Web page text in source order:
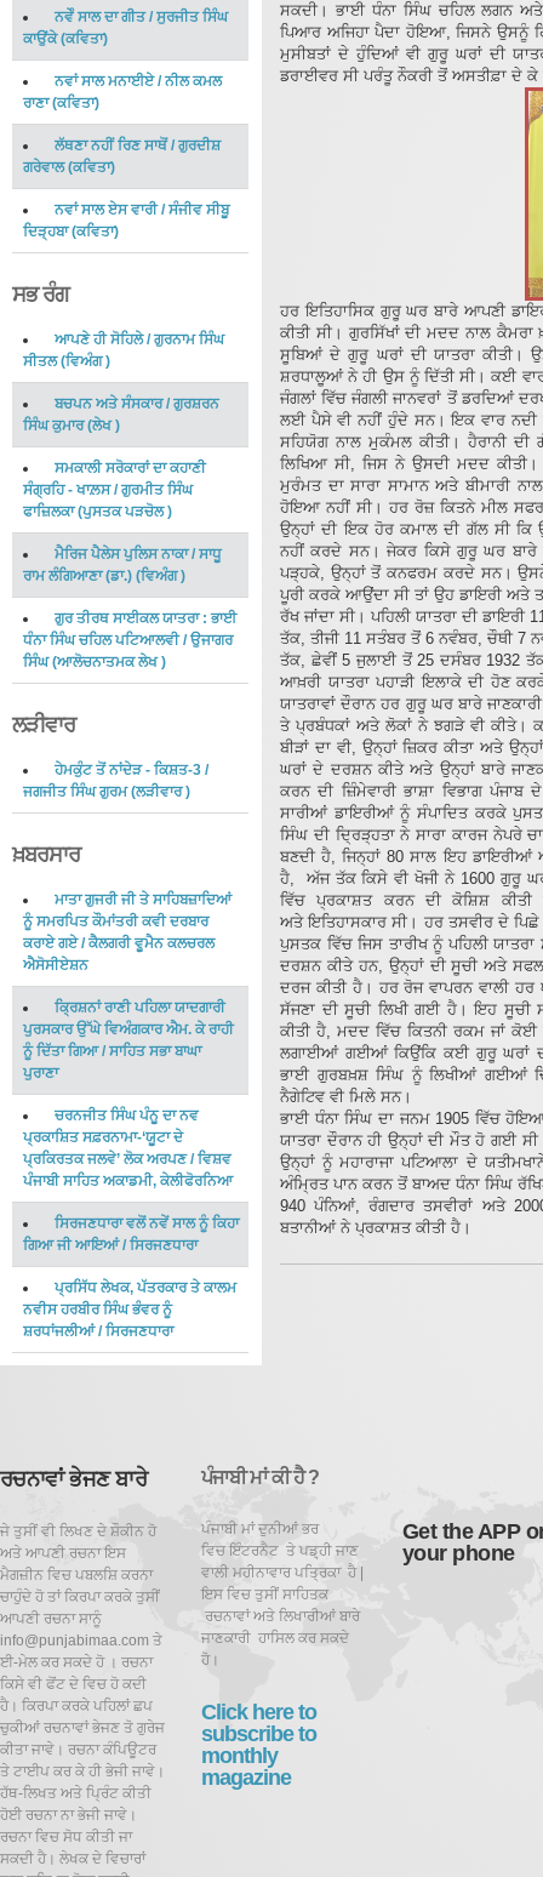
ਨਵੇੰ ਸਾਲ ਦਾ ਗੀਤ/ ਸੁਰਜੀਤ ਸਿੰਘ
ਕਾਉਂਕੇ(ਕਵਿਤਾ)
ਨਵਾਂ ਸਾਲ ਮਨਾਈਏ/ਨੀਲ ਕਮਲ
ਰਾਣਾ(ਕਵਿਤਾ)
ਲੱਥਣਾ ਨਹੀਂ ਰਿਣ ਸਾਥੋਂ/ ਗੁਰਦੀਸ਼
ਗਰੇਵਾਲ(ਕਵਿਤਾ)
ਨਵਾਂ ਸਾਲ ਏਸ ਵਾਰੀ/ਸੰਜੀਵ ਸੀਬੂ
ਦਿੜ੍ਹਬਾ(ਕਵਿਤਾ)
ਸਭ ਰੰਗ
ਆਪਣੇ ਹੀ ਸੋਹਿਲੇ/ਗੁਰਨਾਮ ਸਿੰਘ
ਸੀਤਲ(ਵਿਅੰਗ)
ਬਚਪਨ ਅਤੇ ਸੰਸਕਾਰ/ ਗੁਰਸ਼ਰਨ
ਸਿੰਘ ਕੁਮਾਰ(ਲੇਖ)
ਸਮਕਾਲੀ ਸਰੋਕਾਰਾਂ ਦਾ ਕਹਾਣੀ
ਸੰਗ੍ਰਹਿ - ਖਾਲ਼ਸ/ਗੁਰਮੀਤ ਸਿੰਘ
ਫਾਜ਼ਿਲਕਾ(ਪੁਸਤਕ ਪੜਚੋਲ)
ਮੈਰਿਜ ਪੈਲੇਸ ਪੁਲਿਸ ਨਾਕਾ/ ਸਾਧੂ
ਰਾਮ ਲੰਗਿਆਣਾ (ਡਾ.) (ਵਿਅੰਗ)
ਗੁਰ ਤੀਰਥ ਸਾਈਕਲ ਯਾਤਰਾ : ਭਾਈ
ਧੰਨਾ ਸਿੰਘ ਚਹਿਲ ਪਟਿਆਲਵੀ/ਉਜਾਗਰ
ਸਿੰਘ(ਆਲੋਚਨਾਤਮਕ ਲੇਖ)
ਲੜੀਵਾਰ
ਹੇਮਕੁੰਟ ਤੋਂ ਨਾਂਦੇੜ - ਕਿਸ਼ਤ-3 /
ਜਗਜੀਤ ਸਿੰਘ ਗੁਰਮ(ਲੜੀਵਾਰ)
ਖ਼ਬਰਸਾਰ
ਮਾਤਾ ਗੁਜਰੀ ਜੀ ਤੇ ਸਾਹਿਬਜ਼ਾਦਿਆਂ
ਨੂੰ ਸਮਰਪਿਤ ਕੌਮਾਂਤਰੀ ਕਵੀ ਦਰਬਾਰ
ਕਰਾਏ ਗਏ/ਕੈਲਗਰੀ ਵੂਮੈਨ ਕਲਚਰਲ
ਐਸੋਸੀਏਸ਼ਨ
ਕ੍ਰਿਸ਼ਨਾਂ ਰਾਣੀ ਪਹਿਲਾ ਯਾਦਗਾਰੀ
ਪੁਰਸਕਾਰ ਉੱਘੇ ਵਿਅੰਗਕਾਰ ਐਮ. ਕੇ ਰਾਹੀ
ਨੂੰ ਦਿੱਤਾ ਗਿਆ/ ਸਾਹਿਤ ਸਭਾ ਬਾਘਾ
ਪੁਰਾਣਾ
ਚਰਨਜੀਤ ਸਿੰਘ ਪੰਨੂ ਦਾ ਨਵ
ਪ੍ਰਕਾਸ਼ਿਤ ਸਫ਼ਰਨਾਮਾ-‘ਯੂਟਾ ਦੇ
ਪ੍ਰਕਿਰਤਕ ਜਲਵੇ’ ਲੋਕ ਅਰਪਣ/ਵਿਸ਼ਵ
ਪੰਜਾਬੀ ਸਾਹਿਤ ਅਕਾਡਮੀ, ਕੇਲੀਫੋਰਨਿਆ
ਸਿਰਜਣਧਾਰਾ ਵਲੋਂ ਨਵੇਂ ਸਾਲ ਨੂੰ ਕਿਹਾ
ਗਿਆ ਜੀ ਆਇਆਂ/ ਸਿਰਜਣਧਾਰਾ
ਪ੍ਰਸਿੱਧ ਲੇਖਕ, ਪੱਤਰਕਾਰ ਤੇ ਕਾਲਮ
ਨਵੀਸ ਹਰਬੀਰ ਸਿੰਘ ਭੰਵਰ ਨੂੰ
ਸ਼ਰਧਾਂਜਲੀਆਂ/ਸਿਰਜਣਧਾਰਾ
ਸਕਦੀ। ਭਾਈ ਧੰਨਾ ਸਿੰਘ ਚਹਿਲ ਲਗਨ
ਪਿਆਰ ਅਜਿਹਾ ਪੈਦਾ ਹੋਇਆ, ਜਿਸਨੇ ਉਸਨੂੰ
ਮੁਸੀਬਤਾਂ ਦੇ ਹੁੰਦਿਆਂ ਵੀ ਗੁਰੂ ਘਰਾਂ ਦੀ
ਡਰਾਈਵਰ ਸੀ ਪਰੰਤੂ ਨੌਕਰੀ ਤੋਂ ਅਸਤੀਫ਼ਾ ਦੇ
ਹਰ ਇਤਿਹਾਸਿਕ ਗੁਰੂ ਘਰ ਬਾਰੇ ਆਪਣੀ
ਕੀਤੀ ਸੀ। ਗੁਰਸਿੱਖਾਂ ਦੀ ਮਦਦ ਨਾਲ
ਸੂਬਿਆਂ ਦੇ ਗੁਰੂ ਘਰਾਂ ਦੀ ਯਾਤਰਾ
ਸ਼ਰਧਾਲੂਆਂ ਨੇ ਹੀ ਉਸ ਨੂੰ ਦਿੱਤੀ ਸੀ। ਕਈ
ਜੰਗਲਾਂ ਵਿੱਚ ਜੰਗਲੀ ਜਾਨਵਰਾਂ ਤੋਂ ਡਰਦਿਆਂ
ਲਈ ਪੈਸੇ ਵੀ ਨਹੀਂ ਹੁੰਦੇ ਸਨ। ਇਕ ਵਾਰ ਨਦੀ
ਸਹਿਯੋਗ ਨਾਲ ਮੁਕੰਮਲ ਕੀਤੀ। ਹੈਰਾਨੀ
ਲਿਖਿਆ ਸੀ, ਜਿਸ ਨੇ ਉਸਦੀ ਮਦਦ
ਮੁਰੰਮਤ ਦਾ ਸਾਰਾ ਸਾਮਾਨ ਅਤੇ ਬੀਮਾਰੀ
ਹੋਇਆ ਨਹੀਂ ਸੀ। ਹਰ ਰੋਜ਼ ਕਿਤਨੇ ਮੀਲ ਸਫਰ
ਉਨ੍ਹਾਂ ਦੀ ਇਕ ਹੋਰ ਕਮਾਲ ਦੀ ਗੱਲ ਸੀ ਕਿ
ਨਹੀਂ ਕਰਦੇ ਸਨ। ਜੇਕਰ ਕਿਸੇ ਗੁਰੂ ਘਰ ਬਾਰੇ
ਪੜ੍ਹਕੇ, ਉਨ੍ਹਾਂ ਤੋਂ ਕਨਫਰਮ ਕਰਦੇ ਸਨ।
ਪੂਰੀ ਕਰਕੇ ਆਉਂਦਾ ਸੀ ਤਾਂ ਉਹ ਡਾਇਰੀ ਅਤੇ
ਰੱਖ ਜਾਂਦਾ ਸੀ। ਪਹਿਲੀ ਯਾਤਰਾ ਦੀ
ਤੱਕ, ਤੀਜੀ 11 ਸਤੰਬਰ ਤੋਂ 6 ਨਵੰਬਰ, ਚੌਥੀ 7
ਤੱਕ, ਛੇਵੀਂ 5 ਜੁਲਾਈ ਤੋਂ 25 ਦਸੰਬਰ 1932
ਆਖ਼ਰੀ ਯਾਤਰਾ ਪਹਾੜੀ ਇਲਾਕੇ ਦੀ ਹੋਣ
ਯਾਤਰਾਵਾਂ ਦੌਰਾਨ ਹਰ ਗੁਰੂ ਘਰ ਬਾਰੇ
ਤੇ ਪ੍ਰਬੰਧਕਾਂ ਅਤੇ ਲੋਕਾਂ ਨੇ ਝਗੜੇ ਵੀ ਕੀਤੇ।
ਬੀੜਾਂ ਦਾ ਵੀ, ਉਨ੍ਹਾਂ ਜ਼ਿਕਰ ਕੀਤਾ ਅਤੇ
ਘਰਾਂ ਦੇ ਦਰਸ਼ਨ ਕੀਤੇ ਅਤੇ ਉਨ੍ਹਾਂ ਬਾਰੇ
ਕਰਨ ਦੀ ਜ਼ਿੰਮੇਵਾਰੀ ਭਾਸ਼ਾ ਵਿਭਾਗ
ਸਾਰੀਆਂ ਡਾਇਰੀਆਂ ਨੂੰ ਸੰਪਾਦਿਤ ਕਰਕੇ
ਸਿੰਘ ਦੀ ਦ੍ਰਿੜ੍ਹਤਾ ਨੇ ਸਾਰਾ ਕਾਰਜ
ਬਣਦੀ ਹੈ, ਜਿਨ੍ਹਾਂ 80 ਸਾਲ ਇਹ
ਹੈ, ਅੱਜ ਤੱਕ ਕਿਸੇ ਵੀ ਖੋਜੀ ਨੇ 1600 ਗੁਰੂ
ਵਿੱਚ ਪ੍ਰਕਾਸ਼ਤ ਕਰਨ ਦੀ ਕੋਸ਼ਿਸ਼
ਅਤੇ ਇਤਿਹਾਸਕਾਰ ਸੀ। ਹਰ ਤਸਵੀਰ ਦੇ
ਪੁਸਤਕ ਵਿੱਚ ਜਿਸ ਤਾਰੀਖ ਨੂੰ ਪਹਿਲੀ
ਦਰਸ਼ਨ ਕੀਤੇ ਹਨ, ਉਨ੍ਹਾਂ ਦੀ ਸੂਚੀ ਅਤੇ
ਦਰਜ ਕੀਤੀ ਹੈ। ਹਰ ਰੋਜ ਵਾਪਰਨ ਵਾਲੀ ਹਰ
ਸੱਜਣਾ ਦੀ ਸੂਚੀ ਲਿਖੀ ਗਈ ਹੈ। ਇਹ ਸੂਚੀ
ਕੀਤੀ ਹੈ, ਮਦਦ ਵਿੱਚ ਕਿਤਨੀ ਰਕਮ ਜਾਂ
ਲਗਾਈਆਂ ਗਈਆਂ ਕਿਉਂਕਿ ਕਈ ਗੁਰੂ ਘਰਾਂ
ਭਾਈ ਗੁਰਬਖ਼ਸ਼ ਸਿੰਘ ਨੂੰ ਲਿਖੀਆਂ ਗਈਆਂ
ਨੈਗੇਟਿਵ ਵੀ ਮਿਲੇ ਸਨ।
ਭਾਈ ਧੰਨਾ ਸਿੰਘ ਦਾ ਜਨਮ 1905 ਵਿੱਚ
ਯਾਤਰਾ ਦੌਰਾਨ ਹੀ ਉਨ੍ਹਾਂ ਦੀ ਮੌਤ ਹੋ ਗਈ
ਉਨ੍ਹਾਂ ਨੂੰ ਮਹਾਰਾਜਾ ਪਟਿਆਲਾ ਦੇ
ਅੰਮ੍ਰਿਤ ਪਾਨ ਕਰਨ ਤੋਂ ਬਾਅਦ ਧੰਨਾ ਸਿੰਘ
940 ਪੰਨਿਆਂ, ਰੰਗਦਾਰ ਤਸਵੀਰਾਂ ਅਤੇ
ਬਤਾਨੀਆਂ ਨੇ ਪ੍ਰਕਾਸ਼ਤ ਕੀਤੀ ਹੈ।
ਰਚਨਾਵਾਂ ਭੇਜਣ ਬਾਰੇ
ਜੇ ਤੁਸੀਂ ਵੀ ਲਿਖਣ ਦੇ ਸ਼ੌਕੀਨ ਹੋ
ਅਤੇ ਆਪਣੀ ਰਚਨਾ ਇਸ
ਮੈਗਜ਼ੀਨ ਵਿਚ ਪਬਲਸ਼ਿ ਕਰਨਾ
ਚਾਹੁੰਦੇ ਹੋ ਤਾਂ ਕਿਰਪਾ ਕਰਕੇ ਤੁਸੀਂ
ਆਪਣੀ ਰਚਨਾ ਸਾਨੂੰ
info@punjabimaa.com ਤੇ
ਈ-ਮੇਲ ਕਰ ਸਕਦੇ ਹੋ । ਰਚਨਾ
ਕਿਸੇ ਵੀ ਫੋਂਟ ਦੇ ਵਿਚ ਹੋ ਕਦੀ
ਹੈ। ਕਿਰਪਾ ਕਰਕੇ ਪਹਿਲਾਂ ਛਪ
ਚੁਕੀਆਂ ਰਚਨਾਵਾਂ ਭੇਜਣ ਤੋ ਗੁਰੇਜ
ਕੀਤਾ ਜਾਵੇ। ਰਚਨਾ ਕੰਪਿਊਟਰ
ਤੇ ਟਾਈਪ ਕਰ ਕੇ ਹੀ ਭੇਜੀ ਜਾਵੇ।
ਹੱਥ-ਲਿਖਤ ਅਤੇ ਪ੍ਰਿੰਟ ਕੀਤੀ
ਹੋਈ ਰਚਨਾ ਨਾ ਭੇਜੀ ਜਾਵੇ।
ਰਚਨਾ ਵਿਚ ਸੋਧ ਕੀਤੀ ਜਾ
ਸਕਦੀ ਹੈ। ਲੇਖਕ ਦੇ ਵਿਚਾਰਾਂ
ਪੰਜਾਬੀ ਮਾਂ ਕੀ ਹੈ ?
ਪੰਜਾਬੀ ਮਾਂ ਦੁਨੀਆਂ ਭਰ
ਵਿਚ ਇੰਟਰਨੈਟ ਤੇ ਪਡ਼੍ਹੀ ਜਾਣ
ਵਾਲੀ ਮਹੀਨਾਵਾਰ ਪਤ੍ਰਿਕਾ ਹੈ |
ਇਸ ਵਿਚ ਤੁਸੀਂ ਸਾਹਿਤਕ
ਰਚਨਾਵਾਂ ਅਤੇ ਲਿਖਾਰੀਆਂ ਬਾਰੇ
ਜਾਣਕਾਰੀ ਹਾਸਿਲ ਕਰ ਸਕਦੇ
ਹੋ।
Click here to
subscribe to
monthly
magazine
Get the APP
your phone